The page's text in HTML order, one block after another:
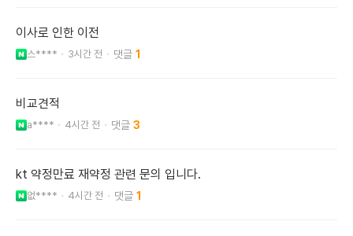
이사로 인한 이전
스**** 3시간 전 1
비교견적
a**** 4시간 전 3
kt 약정만료 재약정 관련 문의 입니다.
없**** 4시간 전 1